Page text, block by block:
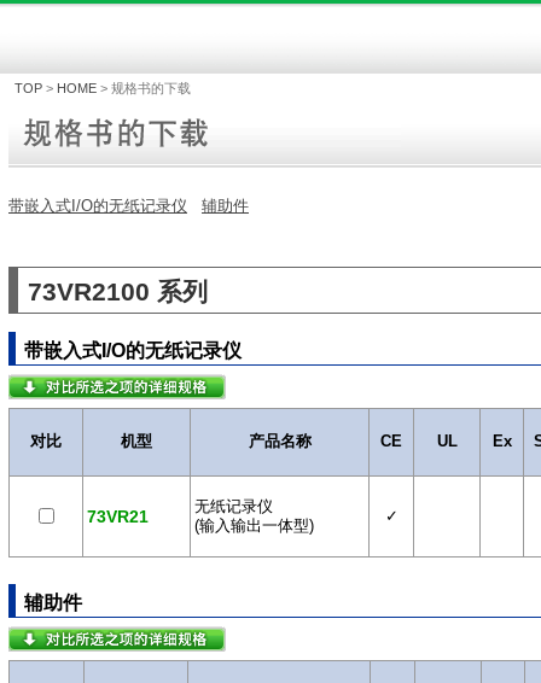
TOP > HOME > 规格书的下载
带嵌入式I/O的无纸记录仪 辅助件
73VR2100 系列
带嵌入式I/O的无纸记录仪
对比 机型 产品名称 CE UL Ex
73VR21
无纸记录仪
(输入输出一体型)
✓
辅助件